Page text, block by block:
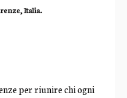
Italia.
per riunire chi ogni